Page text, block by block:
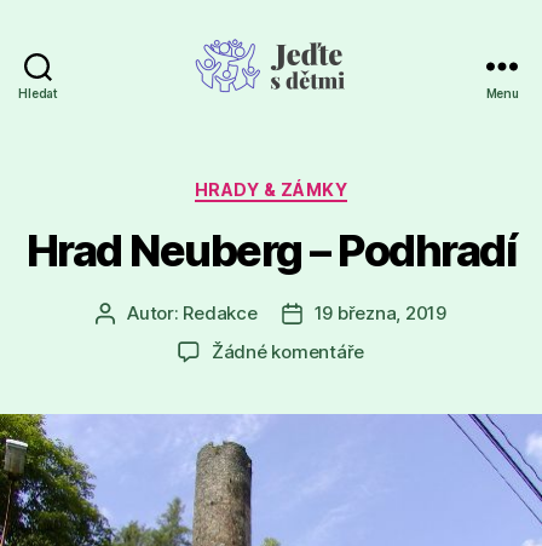
Hledat Menu
Rubriky
HRADY & ZÁMKY
Hrad Neuberg – Podhradí
Autor
příspěvku
Autor: Redakce
Datum
příspěvku
19 března, 2019
Žádné komentářeu